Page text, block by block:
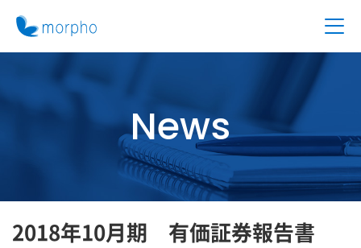
News
2018年10月期 有価証券報告書